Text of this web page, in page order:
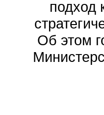
подход
Об этом